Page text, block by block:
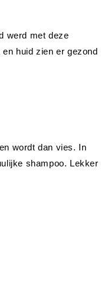
werd met deze
huid zien er gezond
wordt dan vies. In
shampoo. Lekker